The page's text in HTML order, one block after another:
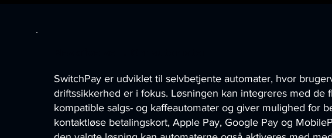
SwitchPay er udviklet til selvbetjente automater, hvor
driftssikkerhed er i fokus. Løsningen kan integreres med de
kompatible salgs- og kaffeautomater og giver mulighed for
kontaktløse betalingskort, Apple Pay, Google Pay og